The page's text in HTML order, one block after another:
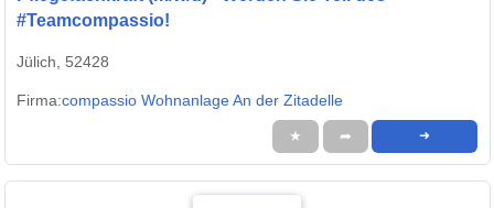
#Teamcompassio!
Jülich, 52428
Firma:compassio Wohnanlage An der Zitadelle
★ ➦ ➜